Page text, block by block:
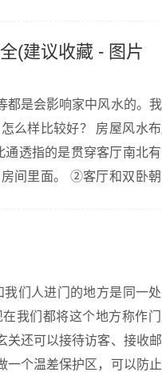
(建议收藏 - 图片
都是会影响家中风水的。
么样比较好？ 房屋风水
透指的是贯穿客厅南北有
间里面。 ②客厅和双卧
我们人进门的地方是同一
我们都将这个地方称作
关还可以接待访客、接收
个温差保护区，可以防止